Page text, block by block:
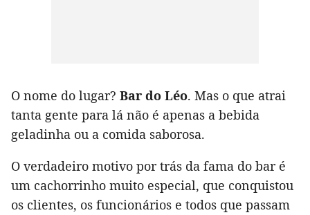
O nome do lugar? Bar do Léo. Mas o que atrai
tanta gente para lá não é apenas a bebida
geladinha ou a comida saborosa.
O verdadeiro motivo por trás da fama do bar é
um cachorrinho muito especial, que conquistou
os clientes, os funcionários e todos que passam